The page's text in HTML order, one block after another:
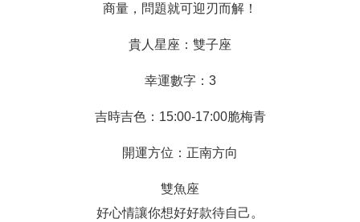
商量，問題就可迎刃而解！
貴人星座：雙子座
幸運數字：3
吉時吉色：15:00-17:00脆梅青
開運方位：正南方向
雙魚座
好心情讓你想好好款待自己。